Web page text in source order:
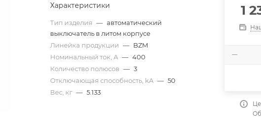
Характеристики
Тип изделия — автоматический
выключатель в литом корпусе
Линейка продукции — BZM
Номинальный ток, A — 400
Количество полюсов — 3
Отключающая способность, kA — 50
Вес, кг — 5.133
1